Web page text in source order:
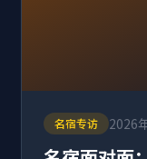
名宿专访 2026